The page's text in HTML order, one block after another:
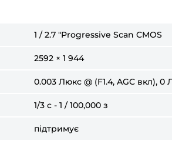
1 / 2.7 "Progressive Scan CMOS
2592 × 1 944
0.003 Люкс @ (F1.4, AGC вкл), 0
1/3 с - 1 / 100,000 з
підтримує